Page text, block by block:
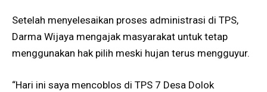
Setelah menyelesaikan proses administrasi di TPS,
Darma Wijaya mengajak masyarakat untuk tetap
menggunakan hak pilih meski hujan terus mengguyur.
“Hari ini saya mencoblos di TPS 7 Desa Dolok